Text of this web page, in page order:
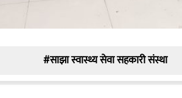
#साझा स्वास्थ्य सेवा सहकारी संस्था